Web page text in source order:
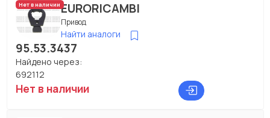
Нет в наличииEURORICAMBI
Привод
Найти аналоги
95.53.3437
Найдено через:
692112
Нет в наличии